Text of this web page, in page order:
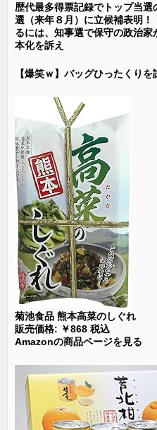
歴代最多得票記録でトップ当
選（来年８月）に立候補表明
るには、知事選で保守の政治
本化を訴え
【爆笑ｗ】バッグひったくり
菊池食品 熊本高菜のしぐれ
販売価格: ￥868 税込
Amazonの商品ページを見る